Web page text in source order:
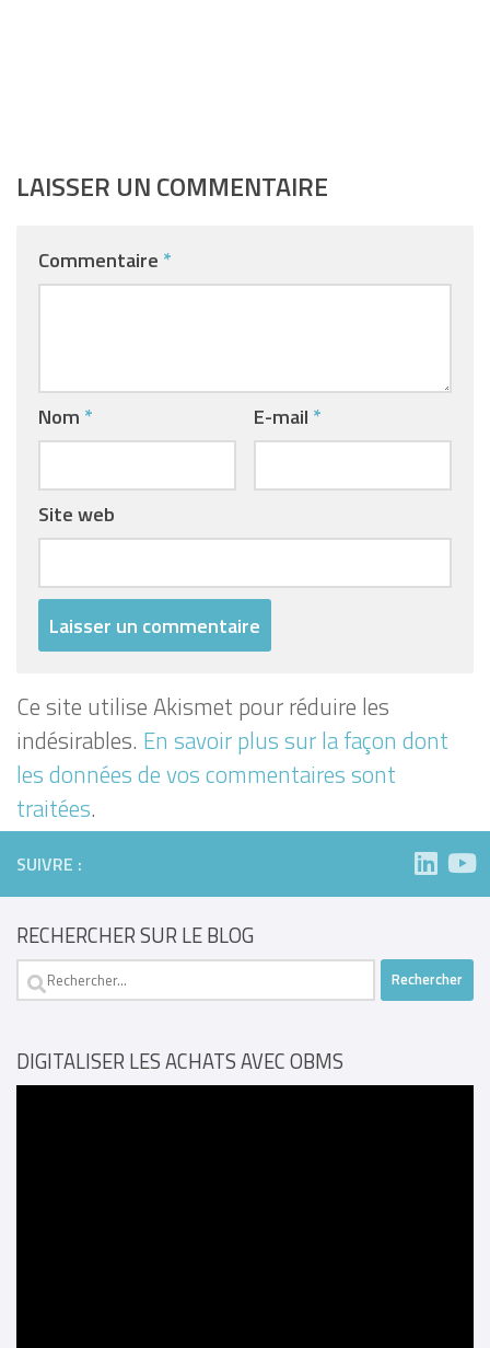
LAISSER UN COMMENTAIRE
Commentaire *
Nom * E-mail *
Site web
Ce site utilise Akismet pour réduire les
indésirables. En savoir plus sur la façon dont
les données de vos commentaires sont
traitées.
SUIVRE :
RECHERCHER SUR LE BLOG
Rechercher :
DIGITALISER LES ACHATS AVEC OBMS